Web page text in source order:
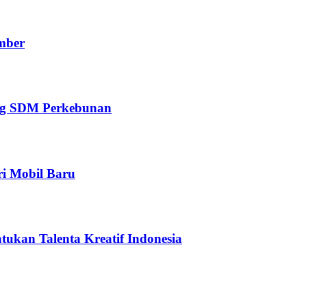
SDM Perkebunan
Mobil Baru
Talenta Kreatif Indonesia